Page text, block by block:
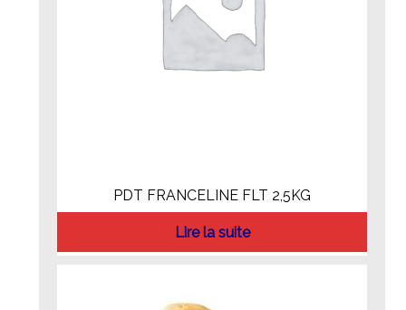
PDT FRANCELINE FLT 2,5KG
Lire la suite